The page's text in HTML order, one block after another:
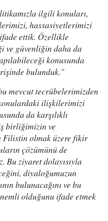
ilgili konuları,
hassasiyetlerimizi
ettik. Özellikle
güvenliğin daha da
konusunda
bulunduk."
mevcut tecrübelerimizden
ilişkilerimizi
da karşılıklı
birliğimizin ve
Filistin olmak üzere fikir
çözümünü de
Bu ziyaret dolayısıyla
diyaloğumuzun
bulunacağını ve bu
olduğunu ifade etmek